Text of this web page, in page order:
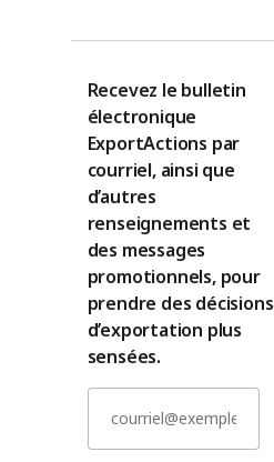
Recevez le bulletin
électronique
ExportActions par
courriel, ainsi que
d’autres
renseignements et
des messages
promotionnels, pour
prendre des décisions
d’exportation plus
sensées.